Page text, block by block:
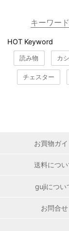
HOT Keyword
読み物 カ
チェスター
お買物ガイ
送料につい
gujiについ
お問合せ